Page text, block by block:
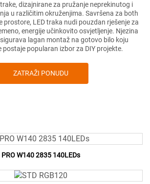
dizajnirane za pružanje neprekinutog i
u različitim okruženjima. Savršena za both
prostore, LED traka nudi pouzdan rješenje za
energije učinkovito osvjetljenje. Njezina
lagan montaž na gotovo bilo koju
postaje popularan izbor za DIY projekte.
ZATRAŽI PONUDU
PRO W140 2835 140LEDs